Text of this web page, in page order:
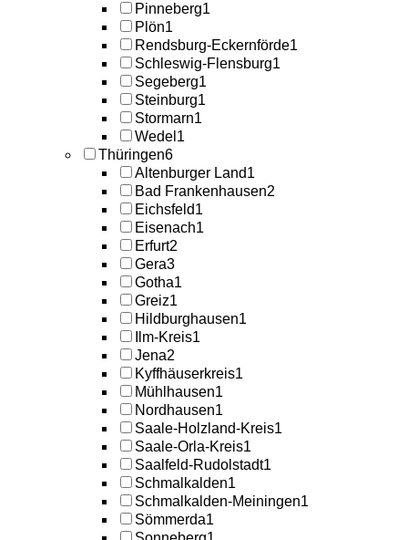
Pinneberg1
Plön1
Rendsburg-Eckernförde1
Schleswig-Flensburg1
Segeberg1
Steinburg1
Stormarn1
Wedel 1
Thüringen6
Altenburger Land1
Bad Frankenhausen2
Eichsfeld1
Eisenach1
Erfurt2
Gera3
Gotha1
Greiz1
Hildburghausen1
Ilm-Kreis1
Jena2
Kyffhäuserkreis1
Mühlhausen1
Nordhausen1
Saale-Holzland-Kreis1
Saale-Orla-Kreis1
Saalfeld-Rudolstadt1
Schmalkalden1
Schmalkalden-Meiningen1
Sömmerda1